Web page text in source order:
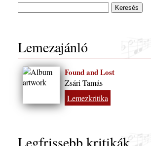
Lemezajánló
Found and Lost
Zsári Tamás
Lemezkritika
Legfrissebb kritikák